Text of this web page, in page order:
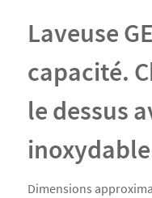
Laveuse
capacité.
le dessus
Dimensions